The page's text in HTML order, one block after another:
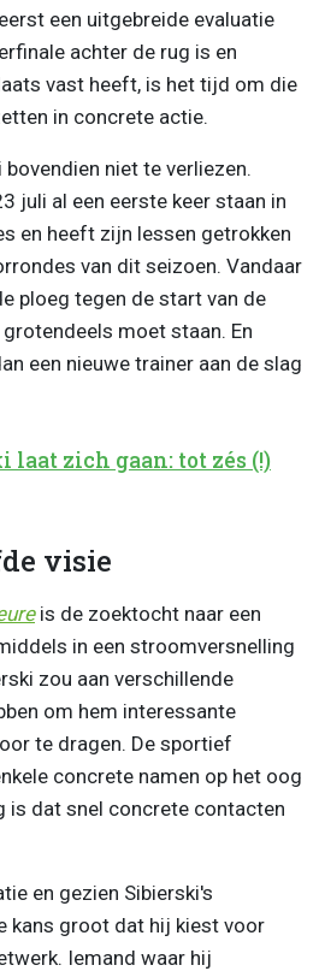
een uitgebreide evaluatie
achter de rug is en
vast heeft, is het tijd om die
in concrete actie.
niet te verliezen.
juli al een eerste keer staan in
en heeft zijn lessen getrokken
van dit seizoen. Vandaar
ploeg tegen de start van de
moet staan. En
een nieuwe trainer aan de slag
laat zich gaan: tot zés (!)
visie
is de zoektocht naar een
in een stroomversnelling
zou aan verschillende
om hem interessante
te dragen. De sportief
concrete namen op het oog
is dat snel concrete contacten
en gezien Sibierski's
kans groot dat hij kiest voor
Iemand waar hij